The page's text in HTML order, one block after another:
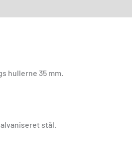
hullerne 35 mm.
stål.